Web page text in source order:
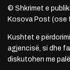
© Shkrimet e
Kosova Post (ose
Kushtet e
agjencisë, si dhe
diskutohen me